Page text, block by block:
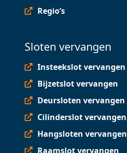
Regio’s
Sloten vervangen
Insteekslot vervangen
Bijzetslot vervangen
Deursloten vervangen
Cilinderslot vervangen
Hangsloten vervangen
Raamslot vervangen